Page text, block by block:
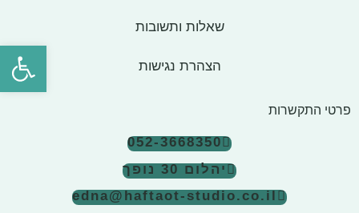
שאלות ותשובות
הצהרת נגישות
פרטי התקשרות
052-3668350
יהלום 30 נופך
edna@haftaot-studio.co.il
פתח